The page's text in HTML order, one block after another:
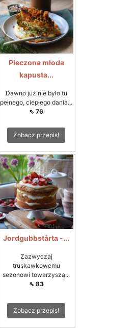
Pieczona młoda
kapusta...
Dawno już nie było tu
pełnego, ciepłego dania...
⇖ 76
Zobacz przepis!
Jordgubbstårta -...
Zazwyczaj
truskawkowemu
sezonowi towarzyszą...
⇖ 83
Zobacz przepis!